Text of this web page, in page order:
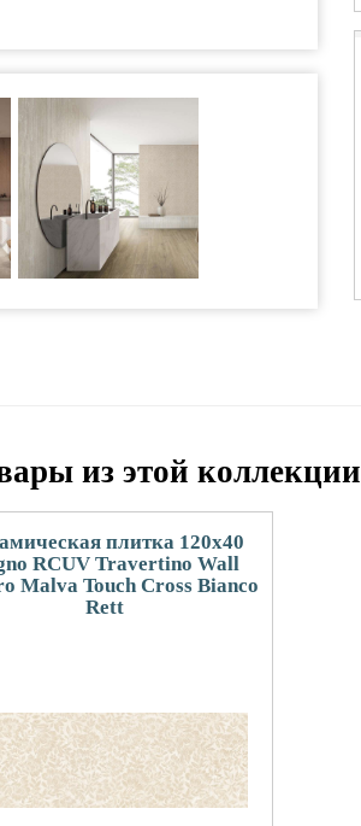
из этой коллекции
плитка 120x40
RCUV Travertino Wall
Malva Touch Cross Bianco
Rett